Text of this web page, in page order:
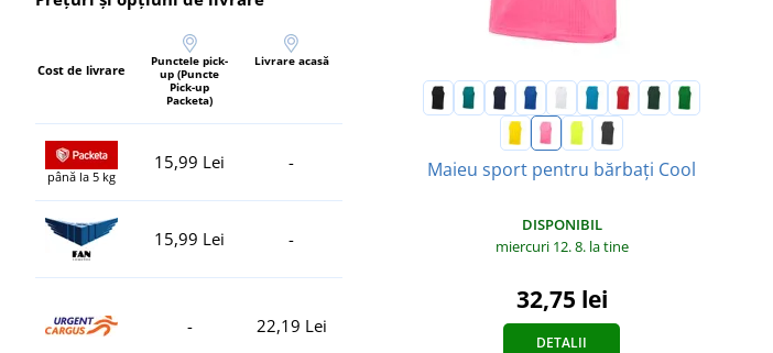
Cost de livrare
Punctele pick-
up (Puncte
Pick-up
Packeta)
Livrare acasă
până la 5 kg
15,99 Lei -
15,99 Lei -
- 22,19 Lei
Maieu sport pentru bărbați Cool
DISPONIBIL
miercuri 12. 8. la tine
32,75 lei
DETALII